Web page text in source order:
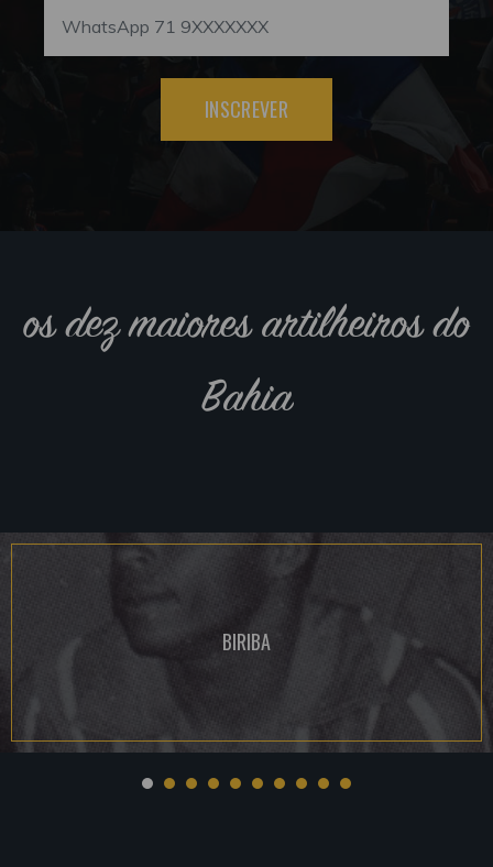
INSCREVER
os dez maiores artilheiros do
Bahia
BIRIBA